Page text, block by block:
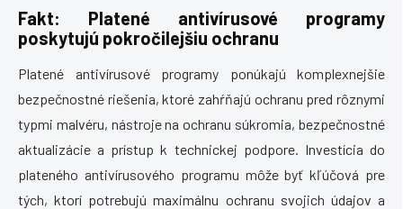
Fakt: Platené antivírusové programy
poskytujú pokročilejšiu ochranu
Platené antivírusové programy ponúkajú komplexnejšie
bezpečnostné riešenia, ktoré zahŕňajú ochranu pred rôznymi
typmi malvéru, nástroje na ochranu súkromia, bezpečnostné
aktualizácie a prístup k technickej podpore. Investícia do
plateného antivírusového programu môže byť kľúčová pre
tých, ktorí potrebujú maximálnu ochranu svojich údajov a